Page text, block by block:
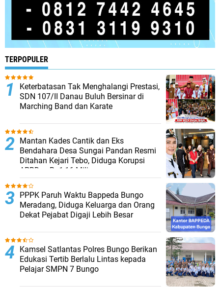
TERPOPULER
Keterbatasan Tak Menghalangi Prestasi,
SDN 107/II Danau Buluh Bersinar di
Marching Band dan Karate
Mantan Kades Cantik dan Eks
Bendahara Desa Sungai Pandan Resmi
Ditahan Kejari Tebo, Diduga Korupsi
APBDes Rp1,16 Miliar
PPPK Paruh Waktu Bappeda Bungo
Meradang, Diduga Keluarga dan Orang
Dekat Pejabat Digaji Lebih Besar
Kamsel Satlantas Polres Bungo Berikan
Edukasi Tertib Berlalu Lintas kepada
Pelajar SMPN 7 Bungo